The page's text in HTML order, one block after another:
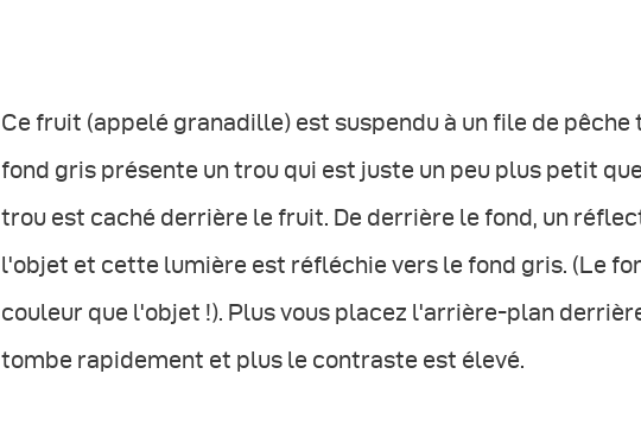
Ce fruit (appelé granadille) est suspendu à un file de pêche
fond gris présente un trou qui est juste un peu plus petit
trou est caché derrière le fruit. De derrière le fond, un
l'objet et cette lumière est réfléchie vers le fond gris. (Le
couleur que l'objet !). Plus vous placez l'arrière-plan
tombe rapidement et plus le contraste est élevé.